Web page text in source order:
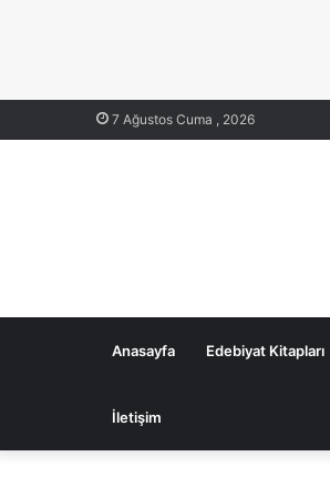
7 Ağustos Cuma , 2026
Anasayfa Edebiyat Kitapları
İletişim